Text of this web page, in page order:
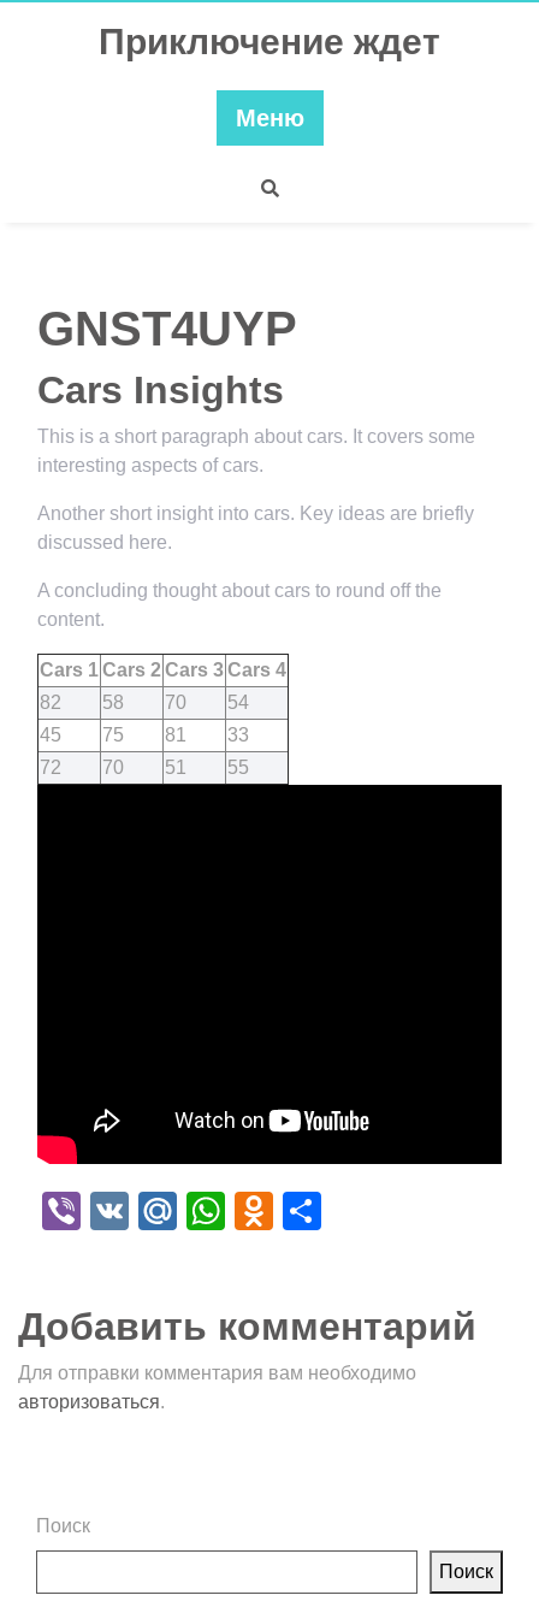
Приключение ждет
Меню
GNST4UYP
Cars Insights
This is a short paragraph about cars. It covers some
interesting aspects of cars.
Another short insight into cars. Key ideas are briefly
discussed here.
A concluding thought about cars to round off the
content.
Cars 1Cars 2 Cars 3Cars 4
82
58 70
54
45
75 81
33
72
70 51 55
Viber
VK Mail.Ru
WhatsApp
Odnoklassniki
Добавить комментарий
Для отправки комментария вам необходимо
авторизоваться.
Поиск
Поиск